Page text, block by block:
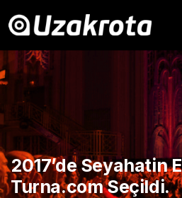
2017’de Seyahatin
Turna.com Seçildi.